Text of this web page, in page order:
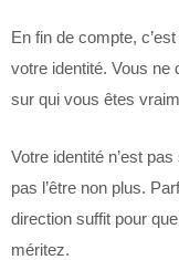
En fin de compte,
votre identité. Vous ne
sur qui vous êtes
Votre identité n’est
pas l’être non plus.
direction suffit pour
méritez.